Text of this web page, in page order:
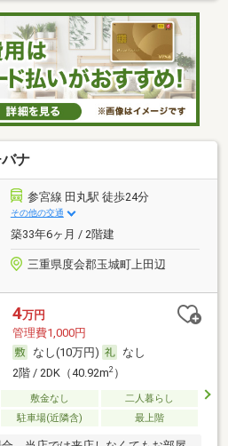
ナ
参宮線 田丸駅 徒歩24分
その他の交通
築33年6ヶ月 / 2階建
三重県度会郡玉城町上田辺
4万円
管理費1,000円
なし(10万円)
なし
2階 / 2DK（40.92m2）
敷金なし
二人暮らし
駐車場(近隣含) 最上階